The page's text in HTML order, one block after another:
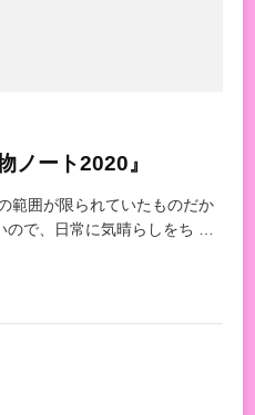
ノート2020』
範囲が限られていたものだか
ので、日常に気晴らしをち …